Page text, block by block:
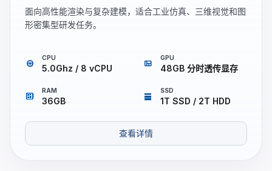
面向高性能渲染与复杂建模，适合工业仿真、三维视觉和图
形密集型研发任务。
memory CPU
5.0Ghz / 8 vCPU view_quilt GPU
48GB 分时透传显存
developer_board RAM
36GB storage SSD
1T SSD / 2T HDD
查看详情